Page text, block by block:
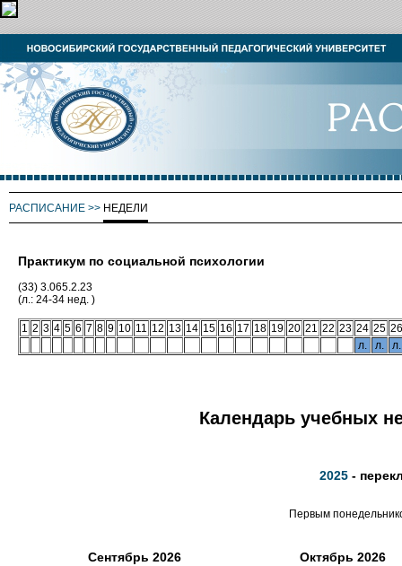
РАСПИСАНИЕ >> НЕДЕЛИ
Практикум по социальной психологии
(33) 3.065.2.23
(л.: 24-34 нед. )
1 2 3 4 5 6 7 8 9 10 11 12 13 14 15 16 17 18 19 20 21 22 23 24 25 26
л.
л. л.
Календарь учебных
2025 -
Первым
Сентябрь 2026 Октябрь 2026